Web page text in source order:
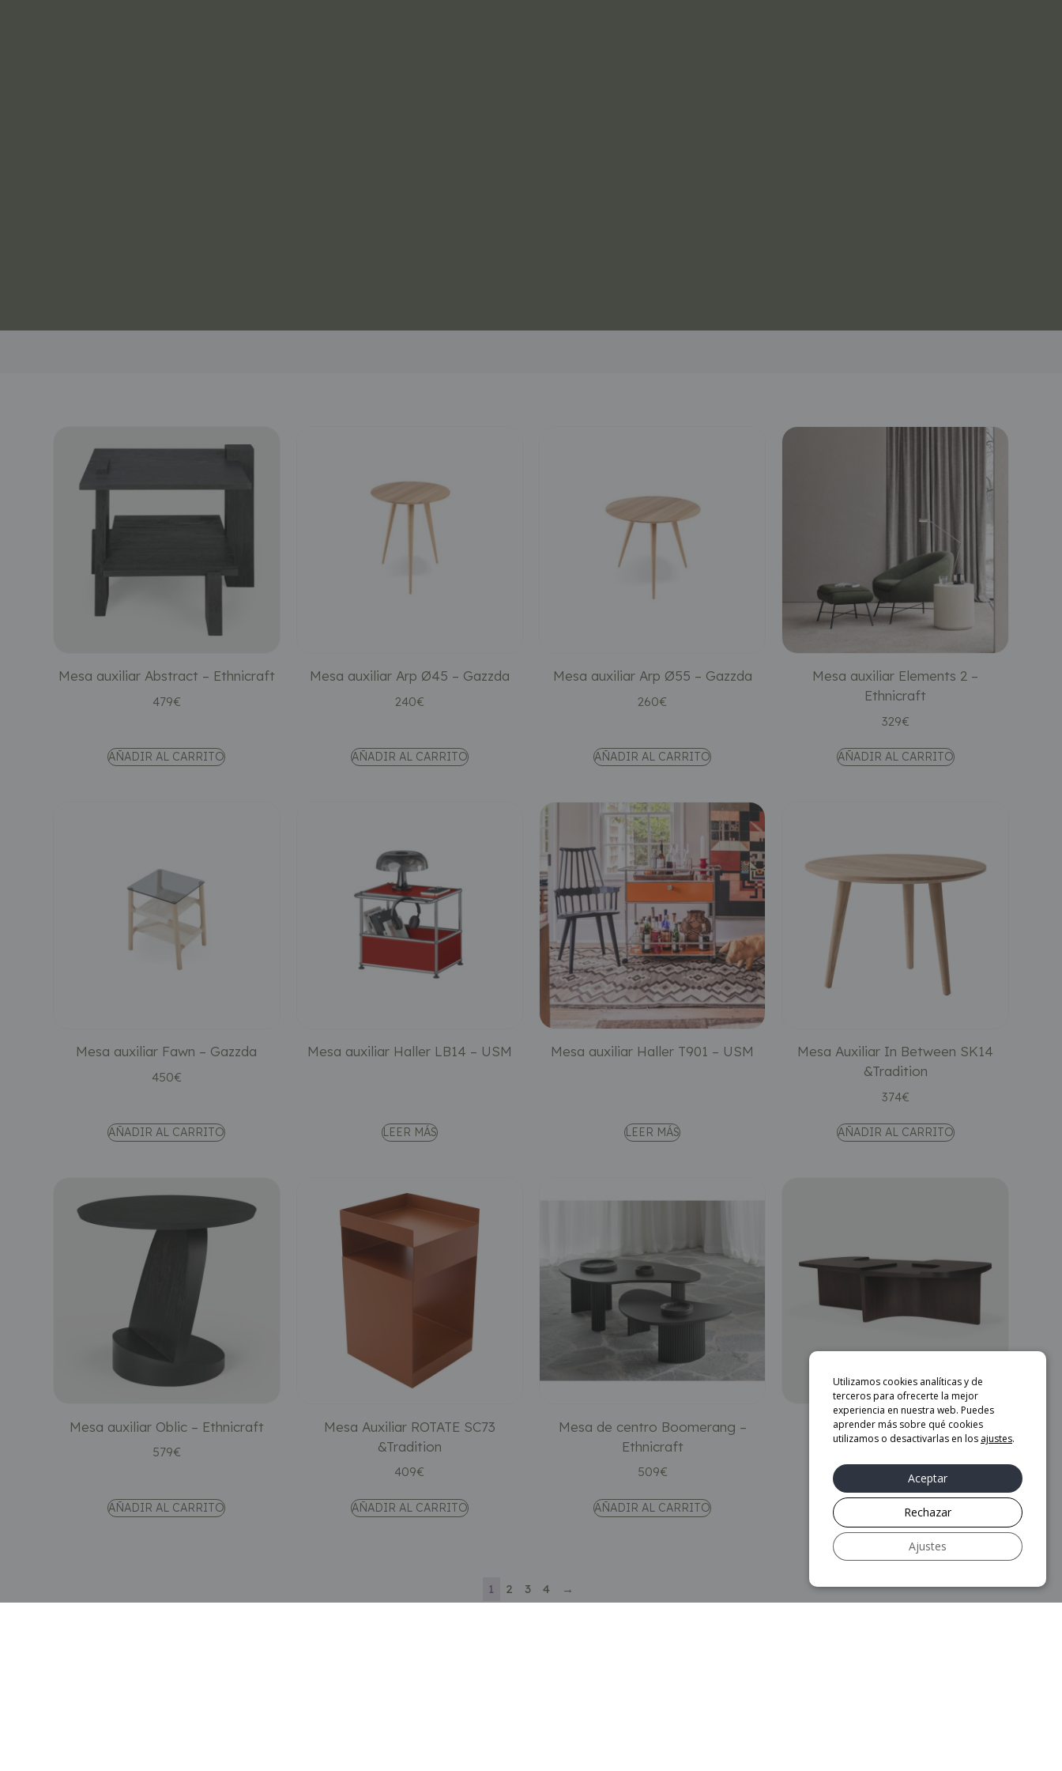
Mesa auxiliar Abstract – Ethnicraft
479€
AÑADIR AL CARRITO
Mesa auxiliar Arp Ø45 – Gazzda
240€
AÑADIR AL CARRITO
Mesa auxiliar Arp Ø55 – Gazzda
260€
AÑADIR AL CARRITO
Mesa auxiliar Elements 2 –
Ethnicraft
329€
AÑADIR AL CARRITO
Mesa auxiliar Fawn – Gazzda
450€
AÑADIR AL CARRITO
Mesa auxiliar Haller LB14 – USM
LEER MÁS
Mesa auxiliar Haller T901 – USM
LEER MÁS
Mesa Auxiliar In Between SK14
&Tradition
374€
AÑADIR AL CARRITO
Mesa auxiliar Oblic – Ethnicraft
579€
AÑADIR AL CARRITO
Mesa Auxiliar ROTATE SC73
&Tradition
409€
AÑADIR AL CARRITO
Mesa de centro Boomerang –
Ethnicraft
509€
AÑADIR AL CARRITO
Mesa de centro Brutalist –
Ethnicraft
€
AÑADIR AL CARRITO
1 2 3 4 →
Utilizamos cookies analíticas y de
terceros para ofrecerte la mejor
experiencia en nuestra web. Puedes
aprender más sobre qué cookies
utilizamos o desactivarlas en los ajustes.
Aceptar
Rechazar
Ajustes